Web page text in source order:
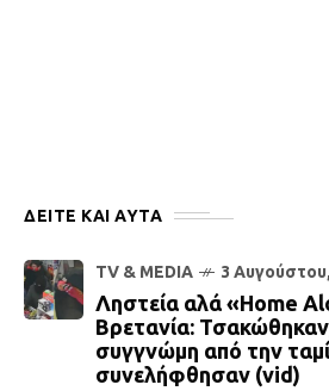
ΔΕΙΤΕ ΚΑΙ ΑΥΤΆ
TV & MEDIA 3
Ληστεία αλά «Home
Βρετανία:
συγγνώμη από την
συνελήφθησαν (vid)